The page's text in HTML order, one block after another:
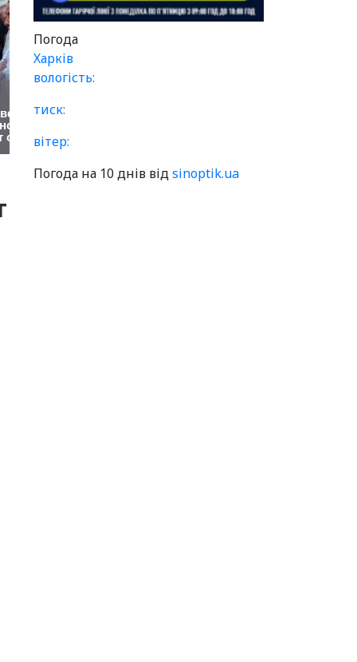
Погода
Харків
вологість:
тиск:
вітер:
Погода на 10 днів відsinoptik.ua